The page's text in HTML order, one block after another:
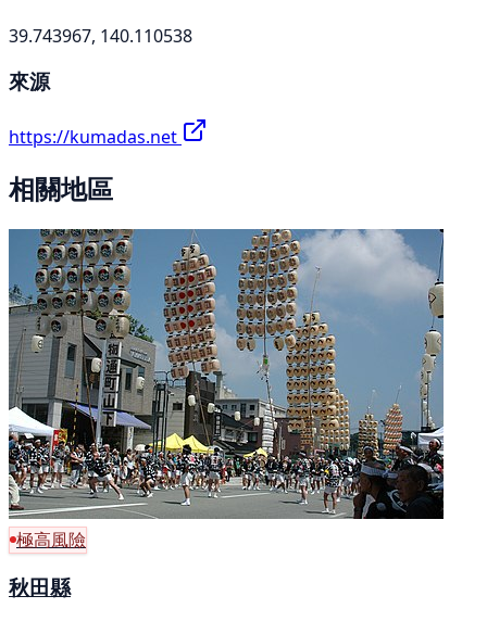
39.743967, 140.110538
來源
https://kumadas.net
相關地區
極高風險
秋田縣